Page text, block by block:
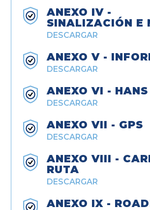
ANEXO IV -
SINALIZACIÓN E
DESCARGAR
ANEXO V -
DESCARGAR
ANEXO VI - HANS
DESCARGAR
ANEXO VII - GPS
DESCARGAR
ANEXO VIII -
RUTA
DESCARGAR
ANEXO IX -